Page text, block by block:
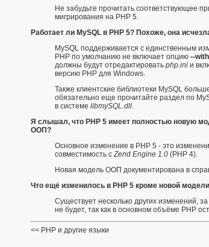
Не забудьте прочитать соответствующее
мигрирования на PHP 5.
Работает ли MySQL в PHP 5? Похоже, она
MySQL поддерживается с единственным
PHP по умолчанию не включает опцию --
должны будут отредактировать php.ini и
версию PHP для Windows.
Также клиентские библиотеки MySQL
обязательно еще прочитайте раздел по
в системе libmySQL.dll.
Я слышал, что PHP 5 имеет полностью новую
ООП?
Основное изменение в PHP 5 - это
совместимость сZend Engine 1.0 (PHP 4).
Новая модель ООП документирована в
Что ещё изменилось в PHP 5 кроме новой
Существует несколько других изменений,
не будет, так как в основном объёме PHP
PHP и другие языки